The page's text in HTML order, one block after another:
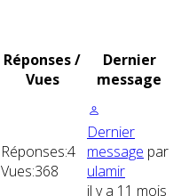
Réponses /
Vues
Dernier
message
Réponses:4
Vues:368
Dernier
message par
ulamir
il y a 11 mois